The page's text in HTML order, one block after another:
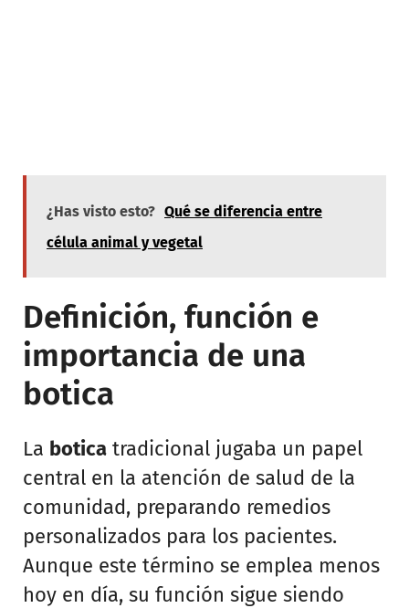
¿Has visto esto? Qué se diferencia entre
célula animal y vegetal
Definición, función e
importancia de una
botica
La botica tradicional jugaba un papel
central en la atención de salud de la
comunidad, preparando remedios
personalizados para los pacientes.
Aunque este término se emplea menos
hoy en día, su función sigue siendo